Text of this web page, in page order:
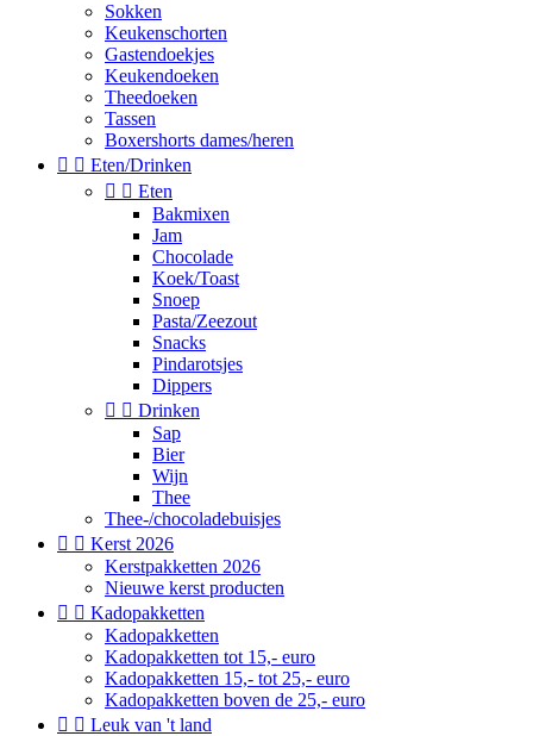
Sokken
Keukenschorten
Gastendoekjes
Keukendoeken
Theedoeken
Tassen
Boxershorts dames/heren
  Eten/Drinken
  Eten
Bakmixen
Jam
Chocolade
Koek/Toast
Snoep
Pasta/Zeezout
Snacks
Pindarotsjes
Dippers
  Drinken
Sap
Bier
Wijn
Thee
Thee-/chocoladebuisjes
  Kerst 2026
Kerstpakketten 2026
Nieuwe kerst producten
  Kadopakketten
Kadopakketten
Kadopakketten tot 15,- euro
Kadopakketten 15,- tot 25,- euro
Kadopakketten boven de 25,- euro
  Leuk van 't land